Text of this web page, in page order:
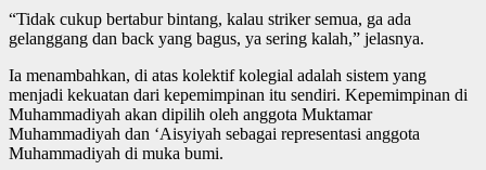
“Tidak cukup bertabur bintang, kalau striker semua, ga ada
gelanggang dan back yang bagus, ya sering kalah,” jelasnya.
Ia menambahkan, di atas kolektif kolegial adalah sistem yang
menjadi kekuatan dari kepemimpinan itu sendiri. Kepemimpinan di
Muhammadiyah akan dipilih oleh anggota Muktamar
Muhammadiyah dan ‘Aisyiyah sebagai representasi anggota
Muhammadiyah di muka bumi.